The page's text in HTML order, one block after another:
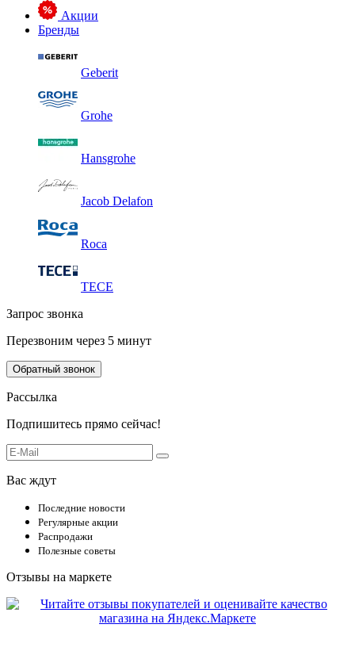
Акции
Бренды
Geberit
Grohe
Hansgrohe
Jacob Delafon
Roca
TECE
Запрос звонка
Перезвоним через 5 минут
Обратный звонок
Рассылка
Подпишитесь прямо сейчас!
Вас ждут
Последние новости
Регулярные акции
Распродажи
Полезные советы
Отзывы на маркете